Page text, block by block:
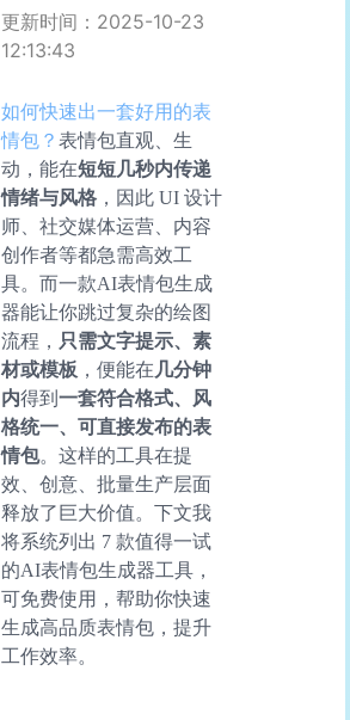
更新时间：2025-10-23
12:13:43
如何快速出一套好用的表
情包？ 表情包直观、生
动，能在短短几秒内传递
情绪与风格 ，因此 UI 设计
师、社交媒体运营、内容
创作者等都急需高效工
具。而一款AI表情包生成
器能让你跳过复杂的绘图
流程， 只需文字提示、素
材或模板 ，便能在 几分钟
内得到 一套符合格式、风
格统一、可直接发布的表
情包。这样的工具在提
效、创意、批量生产层面
释放了巨大价值。下文我
将系统列出 7 款值得一试
的AI表情包生成器工具，
可免费使用，帮助你快速
生成高品质表情包，提升
工作效率。